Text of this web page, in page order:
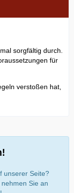
sorgfältig durch.
für
verstoßen hat,
unserer Seite?
nehmen Sie an